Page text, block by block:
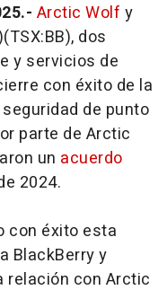
Arctic Wolf y
dos
y servicios de
con éxito de la
de punto
parte de Arctic
un acuerdo
2024.
con éxito esta
BlackBerry y
relación con Arctic